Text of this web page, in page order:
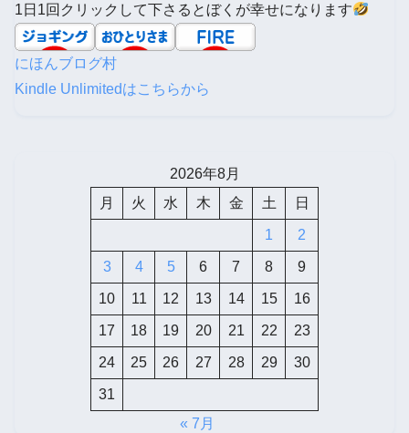
1日1回クリックして下さるとぼくが幸せになります
にほんブログ村
Kindle Unlimitedはこちらから
2026年8月
月
火 水 木 金 土 日
1 2
3 4 5 6 7 8 9
10 11 12 13 14 15 16
17 18 19 20 21 22 23
24 25 26 27 28 29 30
31
« 7月